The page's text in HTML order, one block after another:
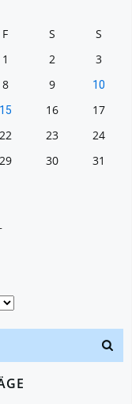
F S
S
1
2
3
8 9 10
15 16
17
22 23
24
29 30 31